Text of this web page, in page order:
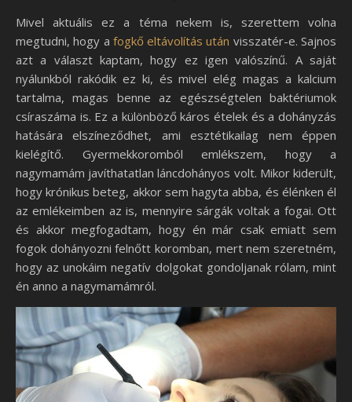
Mivel aktuális ez a téma nekem is, szerettem volna
megtudni, hogy a fogkő eltávolítás után visszatér-e. Sajnos
azt a választ kaptam, hogy ez igen valószínű. A saját
nyálunkból rakódik ez ki, és mivel elég magas a kalcium
tartalma, magas benne az egészségtelen baktériumok
csíraszáma is. Ez a különböző káros ételek és a dohányzás
hatására elszíneződhet, ami esztétikailag nem éppen
kielégítő. Gyermekkoromból emlékszem, hogy a
nagymamám javíthatatlan láncdohányos volt. Mikor kiderült,
hogy krónikus beteg, akkor sem hagyta abba, és élénken él
az emlékeimben az is, mennyire sárgák voltak a fogai. Ott
és akkor megfogadtam, hogy én már csak emiatt sem
fogok dohányozni felnőtt koromban, mert nem szeretném,
hogy az unokáim negatív dolgokat gondoljanak rólam, mint
én anno a nagymamámról.